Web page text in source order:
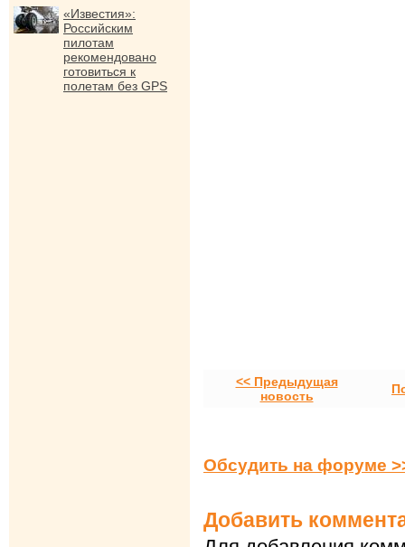
«Известия»:
Российским
пилотам
рекомендовано
готовиться к
полетам без GPS
<< Предыдущая
новость
Обсудить на форуме
Добавить